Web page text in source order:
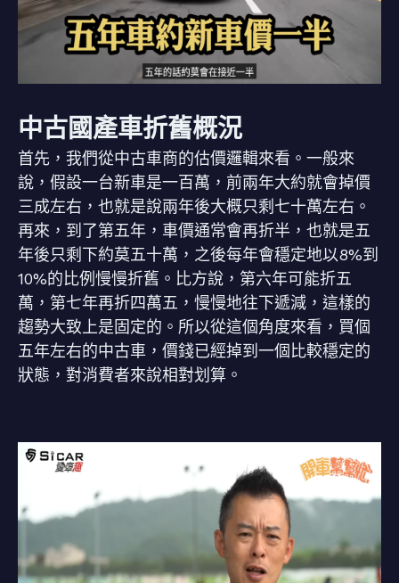
中古國產車折舊概況
首先，我們從中古車商的估價邏輯來看。一般來
說，假設一台新車是一百萬，前兩年大約就會掉價
三成左右，也就是說兩年後大概只剩七十萬左右。
再來，到了第五年，車價通常會再折半，也就是五
年後只剩下約莫五十萬，之後每年會穩定地以8%到
10%的比例慢慢折舊。比方說，第六年可能折五
萬，第七年再折四萬五，慢慢地往下遞減，這樣的
趨勢大致上是固定的。所以從這個角度來看，買個
五年左右的中古車，價錢已經掉到一個比較穩定的
狀態，對消費者來說相對划算。